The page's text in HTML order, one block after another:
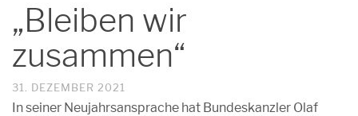
„Bleiben wir
zusammen“
31. DEZEMBER 2021
In seiner Neujahrsansprache hat Bundeskanzler Olaf